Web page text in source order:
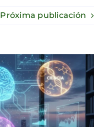
Próxima publicación